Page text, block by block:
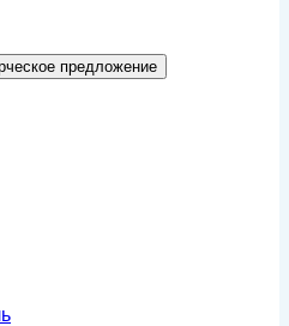
предложение